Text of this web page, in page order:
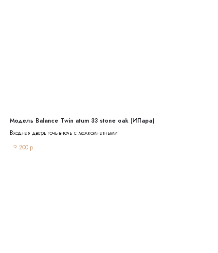
Модель Balance Twin atum 33 stone oak (ИПара)
Входная дверь точь-в-точь с межкомнатными
39 200 р.